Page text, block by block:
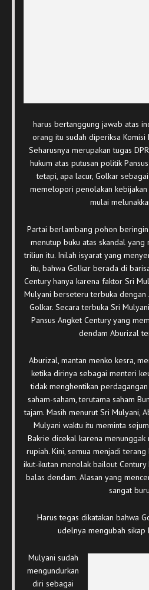
harus bertanggung jawab atas
orang itu sudah diperiksa Komisi
Seharusnya merupakan tugas
hukum atas putusan politik
tetapi, apa lacur, Golkar
memelopori penolakan
mulai
Partai berlambang pohon
menutup buku atas skandal yang
triliun itu. Inilah isyarat yang
itu, bahwa Golkar berada di
Century hanya karena faktor Sri
Mulyani berseteru terbuka dengan
Golkar. Secara terbuka Sri
Pansus Angket Century yang
dendam Aburizal
Aburizal, mantan menko kesra,
ketika dirinya sebagai menteri
tidak menghentikan
saham-saham, terutama saham
tajam. Masih menurut Sri Mulyani,
Mulyani waktu itu meminta
Bakrie dicekal karena
rupiah. Kini, semua menjadi
ikut-ikutan menolak bailout
balas dendam. Alasan yang
sangat
Harus tegas dikatakan bahwa
udelnya mengubah sikap
Mulyani sudah
mengundurkan
diri sebagai